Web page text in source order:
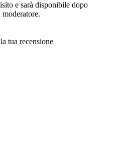
e sarà disponibile dopo
tua recensione